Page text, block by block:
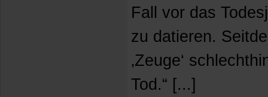
Fall vor das
zu datieren.
‚Zeuge‘
Tod.“ [...]